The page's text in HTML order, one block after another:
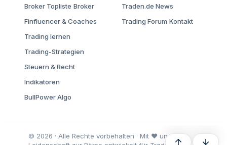
Broker Topliste Broker
Finfluencer & Coaches
Trading lernen
Trading-Strategien
Steuern & Recht
Indikatoren
BullPower Algo
Traden.de News
Trading Forum Kontakt
© 2026 · Alle Rechte vorbehalten · Mit ♥ und